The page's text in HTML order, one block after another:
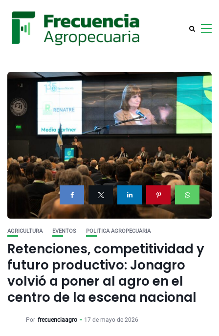
AGRICULTURA EVENTOS POLITICA AGROPECUARIA
Retenciones, competitividad y
futuro productivo: Jonagro
volvió a poner al agro en el
centro de la escena nacional
Por frecuenciaagro 17 de mayo de 2026